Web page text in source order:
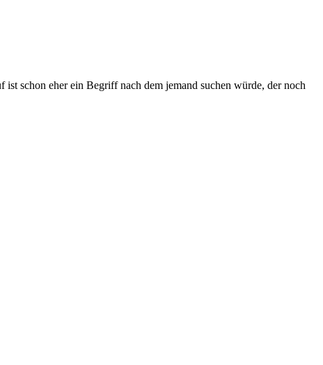
schon eher ein Begriff nach dem jemand suchen würde, der noch